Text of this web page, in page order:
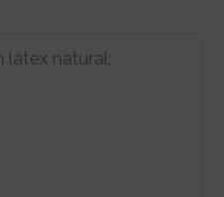
látex natural;